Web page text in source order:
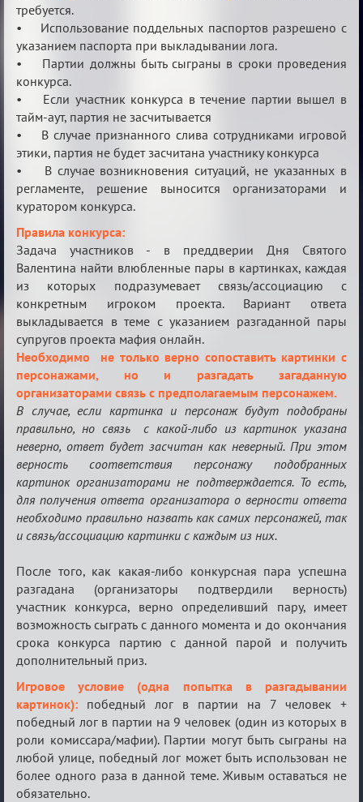
требуется.
• Использование поддельных паспортов разрешено с
указанием паспорта при выкладывании лога.
• Партии должны быть сыграны в сроки проведения
конкурса.
• Если участник конкурса в течение партии вышел в
тайм-аут, партия не засчитывается
• В случае признанного слива сотрудниками игровой
этики, партия не будет засчитана участнику конкурса
• В случае возникновения ситуаций, не указанных в
регламенте, решение выносится организаторами и
куратором конкурса.
Правила конкурса:
Задача участников - в преддверии Дня Святого
Валентина найти влюбленные пары в картинках, каждая
из которых подразумевает связь/ассоциацию с
конкретным игроком проекта. Вариант ответа
выкладывается в теме с указанием разгаданной пары
супругов проекта мафия онлайн.
Необходимо не только верно сопоставить картинки с
персонажами, но и разгадать загаданную
организаторами связь с предполагаемым персонажем.
В случае, если картинка и персонаж будут подобраны
правильно, но связь с какой-либо из картинок указана
неверно, ответ будет засчитан как неверный. При этом
верность соответствия персонажу подобранных
картинок организаторами не подтверждается. То есть,
для получения ответа организатора о верности ответа
необходимо правильно назвать как самих персонажей, так
и связь/ассоциацию картинки с каждым из них.
После того, как какая-либо конкурсная пара успешна
разгадана (организаторы подтвердили верность)
участник конкурса, верно определивший пару, имеет
возможность сыграть с данного момента и до окончания
срока конкурса партию с данной парой и получить
дополнительный приз.
Игровое условие
(одна попытка в разгадывании
картинок): победный лог в партии на 7 человек +
победный лог в партии на 9 человек (один из которых в
роли комиссара/мафии). Партии могут быть сыграны на
любой улице, победный лог может быть использован не
более одного раза в данной теме. Живым оставаться не
обязательно.